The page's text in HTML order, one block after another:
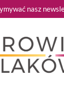
nasz